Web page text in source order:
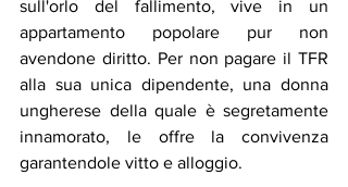
sull'orlo del fallimento, vive in un
appartamento popolare pur non
avendone diritto. Per non pagare il TFR
alla sua unica dipendente, una donna
ungherese della quale è segretamente
innamorato, le offre la convivenza
garantendole vitto e alloggio.